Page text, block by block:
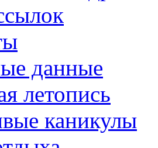
данные
летопись
каникулы